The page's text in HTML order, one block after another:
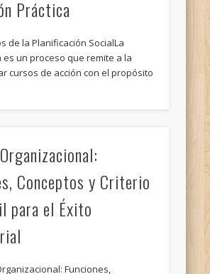
Práctica
de la Planificación SocialLa
es un proceso que remite a la
cursos de acción con el propósito
Conceptos y Criterio
para el Éxito
Funciones,